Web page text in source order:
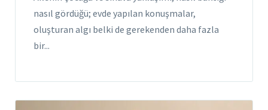
nasıl gördüğü; evde yapılan konuşmalar,
oluşturan algı belki de gerekenden daha fazla
bir...